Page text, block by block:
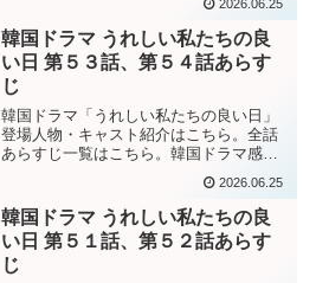
れしい私たちの良い日」第５５話あらす
じヨンジャの毛髪を手に入れるために、
ダンス教室で掴みかかった...
2026.06.25
韓国ドラマ うれしい私たちの良
い日 第５３話、第５４話あらす
じ
韓国ドラマ「うれしい私たちの良い日」
登場人物・キャスト紹介はこちら。全話
あらすじ一覧はこちら。韓国ドラマ感想
れしい私たちの良い日」第５３話あらす
じ 母チソンを恋しがるビンナを見て、胸
が痛いウンヒョンとヨ...
2026.06.25
韓国ドラマ うれしい私たちの良
い日 第５１話、第５２話あらす
じ